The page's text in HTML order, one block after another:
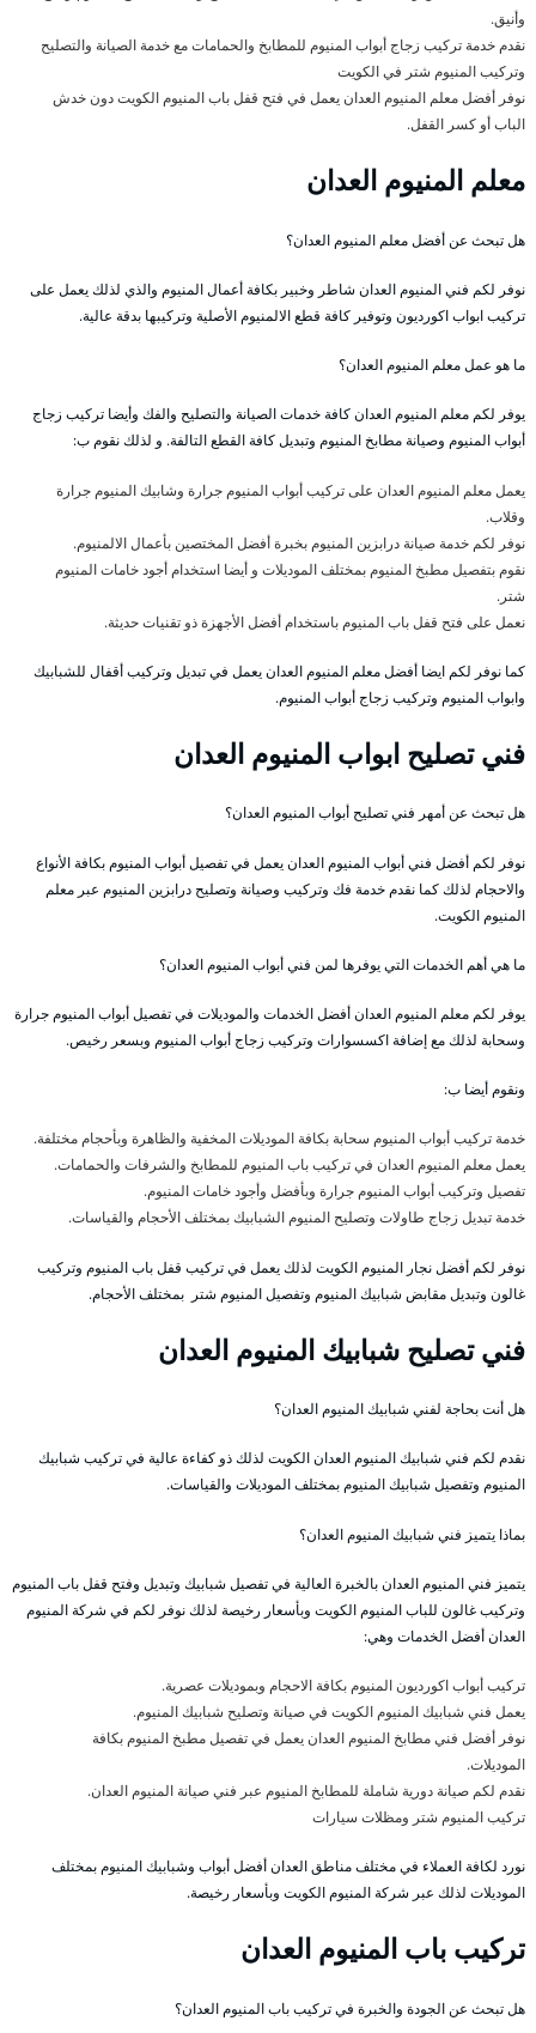
وأنيق.
نقدم خدمة تركيب زجاج أبواب المنيوم للمطابخ والحمامات مع خدمة الصيانة والتصليح
وتركيب المنيوم شتر في الكويت
نوفر أفضل معلم المنيوم العدان يعمل في فتح قفل باب المنيوم الكويت دون خدش
الباب أو كسر القفل.
معلم المنيوم العدان
هل تبحث عن أفضل معلم المنيوم العدان؟
نوفر لكم فني المنيوم العدان شاطر وخبير بكافة أعمال المنيوم والذي لذلك يعمل على
تركيب ابواب اكورديون وتوفير كافة قطع الالمنيوم الأصلية وتركيبها بدقة عالية.
ما هو عمل معلم المنيوم العدان؟
يوفر لكم معلم المنيوم العدان كافة خدمات الصيانة والتصليح والفك وأيضا تركيب زجاج
أبواب المنيوم وصيانة مطابخ المنيوم وتبديل كافة القطع التالفة. و لذلك نقوم ب:
يعمل معلم المنيوم العدان على تركيب أبواب المنيوم جرارة وشابيك المنيوم جرارة
وقلاب.
نوفر لكم خدمة صيانة درابزين المنيوم بخبرة أفضل المختصين بأعمال الالمنيوم.
نقوم بتفصيل مطبخ المنيوم بمختلف الموديلات و أيضا استخدام أجود خامات المنيوم
شتر.
نعمل على فتح قفل باب المنيوم باستخدام أفضل الأجهزة ذو تقنيات حديثة.
كما نوفر لكم ايضا أفضل معلم المنيوم العدان يعمل في تبديل وتركيب أقفال للشبابيك
وابواب المنيوم وتركيب زجاج أبواب المنيوم.
فني تصليح ابواب المنيوم العدان
هل تبحث عن أمهر فني تصليح أبواب المنيوم العدان؟
نوفر لكم أفضل فني أبواب المنيوم العدان يعمل في تفصيل أبواب المنيوم بكافة الأنواع
والاحجام لذلك كما نقدم خدمة فك وتركيب وصيانة وتصليح درابزين المنيوم عبر معلم
المنيوم الكويت.
ما هي أهم الخدمات التي يوفرها لمن فني أبواب المنيوم العدان؟
يوفر لكم معلم المنيوم العدان أفضل الخدمات والموديلات في تفصيل أبواب المنيوم جرارة
وسحابة لذلك مع إضافة اكسسوارات وتركيب زجاج أبواب المنيوم وبسعر رخيص.
ونقوم أيضا ب:
خدمة تركيب أبواب المنيوم سحابة بكافة الموديلات المخفية والظاهرة وبأحجام مختلفة.
يعمل معلم المنيوم العدان في تركيب باب المنيوم للمطابخ والشرفات والحمامات.
تفصيل وتركيب أبواب المنيوم جرارة وبأفضل وأجود خامات المنيوم.
خدمة تبديل زجاج طاولات وتصليح المنيوم الشبابيك بمختلف الأحجام والقياسات.
نوفر لكم أفضل نجار المنيوم الكويت لذلك يعمل في تركيب قفل باب المنيوم وتركيب
غالون وتبديل مقابض شبابيك المنيوم وتفصيل المنيوم شتر بمختلف الأحجام.
فني تصليح شبابيك المنيوم العدان
هل أنت بحاجة لفني شبابيك المنيوم العدان؟
نقدم لكم فني شبابيك المنيوم العدان الكويت لذلك ذو كفاءة عالية في تركيب شبابيك
المنيوم وتفصيل شبابيك المنيوم بمختلف الموديلات والقياسات.
بماذا يتميز فني شبابيك المنيوم العدان؟
يتميز فني المنيوم العدان بالخبرة العالية في تفصيل شبابيك وتبديل وفتح قفل باب المنيوم
وتركيب غالون للباب المنيوم الكويت وبأسعار رخيصة لذلك نوفر لكم في شركة المنيوم
العدان أفضل الخدمات وهي:
تركيب أبواب اكورديون المنيوم بكافة الاحجام وبموديلات عصرية.
يعمل فني شبابيك المنيوم الكويت في صيانة وتصليح شبابيك المنيوم.
نوفر أفضل فني مطابخ المنيوم العدان يعمل في تفصيل مطبخ المنيوم بكافة
الموديلات.
نقدم لكم صيانة دورية شاملة للمطابخ المنيوم عبر فني صيانة المنيوم العدان.
تركيب المنيوم شتر ومظلات سيارات
نورد لكافة العملاء في مختلف مناطق العدان أفضل أبواب وشبابيك المنيوم بمختلف
الموديلات لذلك عبر شركة المنيوم الكويت وبأسعار رخيصة.
تركيب باب المنيوم العدان
هل تبحث عن الجودة والخبرة في تركيب باب المنيوم العدان؟